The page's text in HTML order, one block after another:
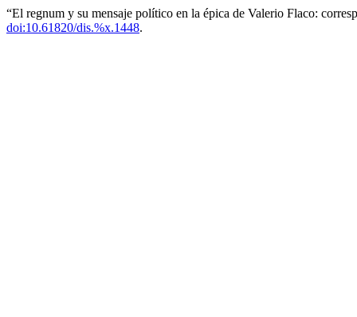
“El regnum y su mensaje político en la épica de Valerio Flaco:
doi:10.61820/dis.%x.1448.